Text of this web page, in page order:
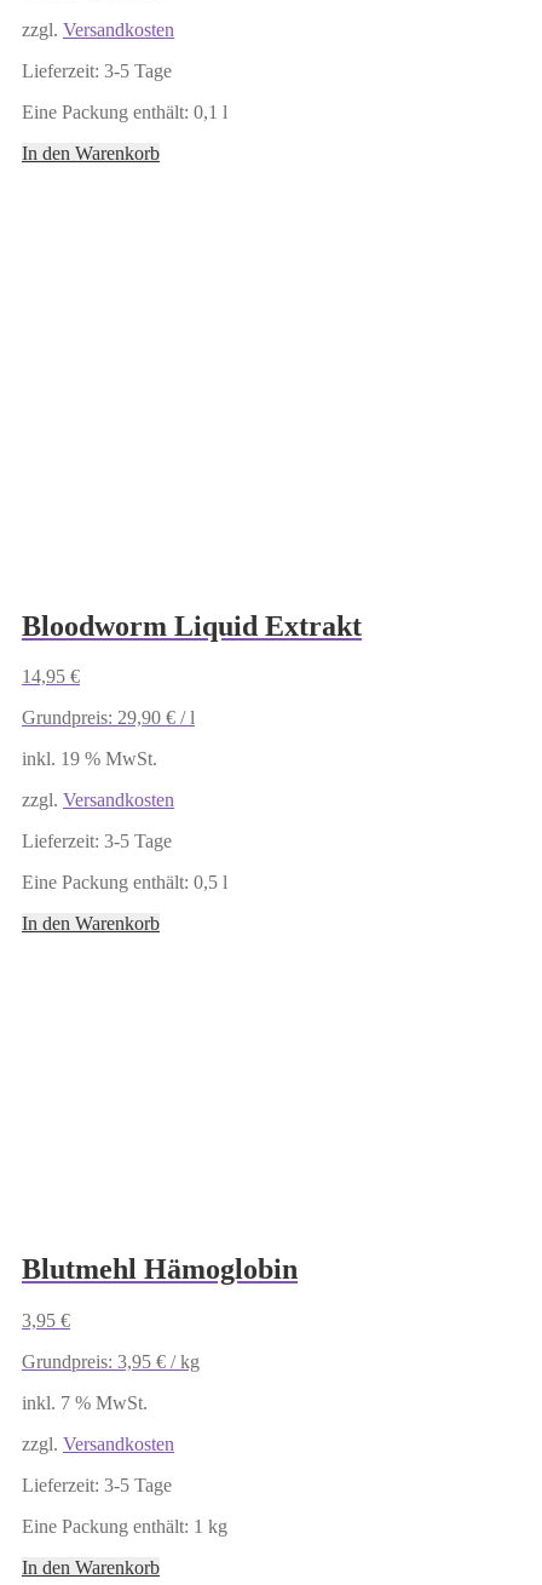
zzgl. Versandkosten
Lieferzeit: 3-5 Tage
Eine Packung enthält: 0,1 l
In den Warenkorb
Bloodworm Liquid Extrakt
14,95 €
Grundpreis: 29,90 € /l
inkl. 19 % MwSt.
zzgl. Versandkosten
Lieferzeit: 3-5 Tage
Eine Packung enthält: 0,5 l
In den Warenkorb
Blutmehl Hämoglobin
3,95 €
Grundpreis: 3,95 € /kg
inkl. 7 % MwSt.
zzgl. Versandkosten
Lieferzeit: 3-5 Tage
Eine Packung enthält: 1 kg
In den Warenkorb